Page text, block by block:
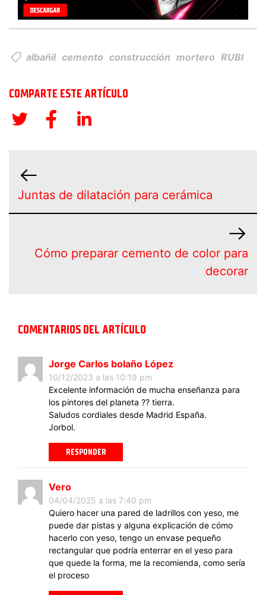
albañil cemento construcción mortero RUBI
COMPARTE ESTE ARTÍCULO
Juntas de dilatación para cerámica
Cómo preparar cemento de color para
decorar
COMENTARIOS DEL ARTÍCULO
Jorge Carlos bolaño López
10/12/2023 a las 10:19 pm
Excelente información de mucha enseñanza para
los pintores del planeta ?? tierra.
Saludos cordiales desde Madrid España.
Jorbol.
RESPONDER
Vero
04/04/2025 a las 7:40 pm
Quiero hacer una pared de ladrillos con yeso, me
puede dar pistas y alguna explicación de cómo
hacerlo con yeso, tengo un envase pequeño
rectangular que podría enterrar en el yeso para
que quede la forma, me la recomienda, como sería
el proceso